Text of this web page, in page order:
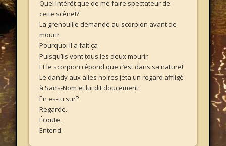
Quel intérêt que de me faire spectateur de
cette scène!?
La grenouille demande au scorpion avant de
mourir
Pourquoi il a fait ça
Puisqu’ils vont tous les deux mourir
Et le scorpion répond que c’est dans sa nature!
Le dandy aux ailes noires jeta un regard affligé
à Sans-Nom et lui dit doucement:
En es-tu sur?
Regarde.
Écoute.
Entend.